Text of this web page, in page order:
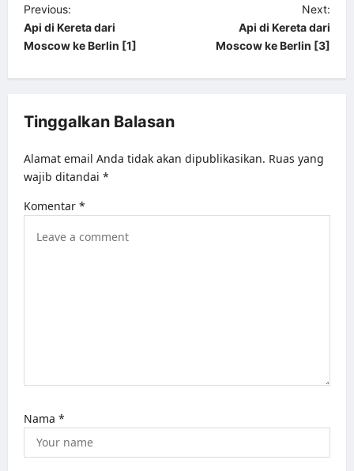
P
o
t
a
v
i
g
Previous:
Api di Kereta dari
Moscow ke Berlin [1]
Next:
Api di Kereta dari
Moscow ke Berlin [3]
Tinggalkan Balasan
Alamat email Anda tidak akan dipublikasikan. Ruas yang
wajib ditandai *
Komentar *
Nama *